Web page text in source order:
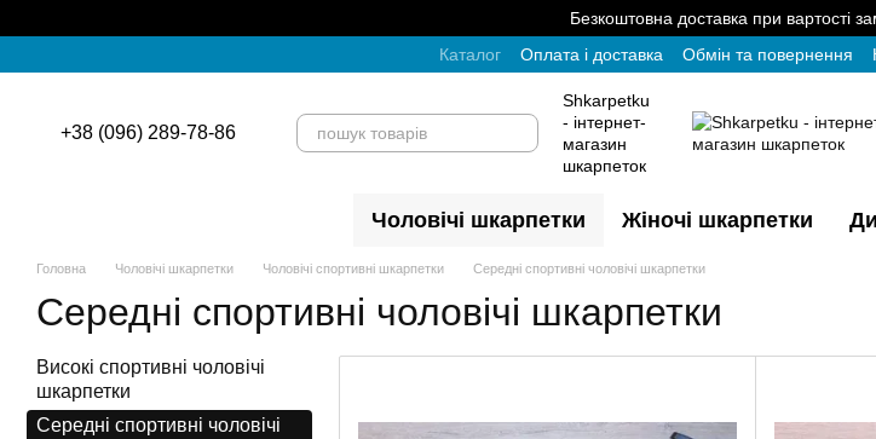
Безкоштовна доставка при вартості
Каталог
Оплата і доставка Обмін та повернення
+38 (096) 289-78-86
Shkarpetku
- інтернет-
магазин
шкарпеток
Чоловічі шкарпетки Жіночі шкарпетки
Головна Чоловічі шкарпетки Чоловічі спортивні шкарпетки Середні спортивні чоловічі шкарпетки
Середні спортивні чоловічі шкарпетки
Високі спортивні чоловічі
шкарпетки
Середні спортивні чоловічі